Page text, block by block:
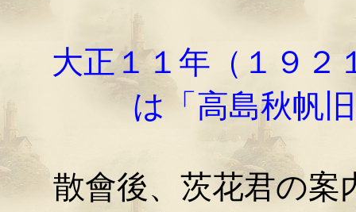
大正１１年（１９２
は「高島秋帆
散會後、茨花君の案